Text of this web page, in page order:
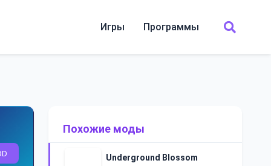
Игры Программы
Похожие моды
Underground Blossom